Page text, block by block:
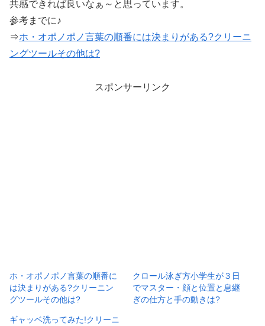
共感できれば良いなぁ～と思っています。
参考までに♪
⇒ホ・オポノポノ言葉の順番には決まりがある?クリーニ
ングツールその他は?
スポンサーリンク
ホ・オポノポノ言葉の順番に
は決まりがある?クリーニン
グツールその他は?
クロール泳ぎ方小学生が３日
でマスター・顔と位置と息継
ぎの仕方と手の動きは?
ギャッベ洗ってみた!クリーニ